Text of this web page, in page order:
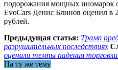
подорожания мощных иномарок
EvoCars Денис Блинов оценил в
рублей.
Предыдущая статья: Трамп
разрушительных последствиях
оценили темпы падения торговли
На ту же тему